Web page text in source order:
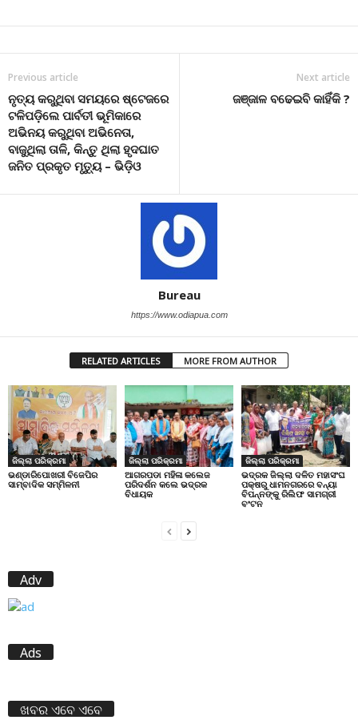
Previous article
ନୃତ୍ୟ କରୁଥିବା ସମୟରେ ଷ୍ଟେଜରେ
ଟଳିପଡ଼ିଲେ ପାର୍ବତୀ ଭୂମିକାରେ
ଅଭିନୟ କରୁଥିବା ଅଭିନେତା,
ବାଜୁଥିଲା ତାଳି, କିନ୍ତୁ ଥିଲା ହୃଦଘାତ
ଜନିତ ପ୍ରକୃତ ମୃତ୍ୟୁ – ଭିଡ଼ିଓ
Next article
ଜଞ୍ଜାଳ ବଢେଇବି କାହିଁକି ?
Bureau
https://www.odiapua.com
RELATED ARTICLES MORE FROM AUTHOR
ଜିଲ୍ଲା ପରିକ୍ରମା
ଭଣ୍ଡାରିପୋଖରୀ ବିଜେପିର
ସାମ୍ବାଦିକ ସମ୍ମିଳନୀ
ଜିଲ୍ଲା ପରିକ୍ରମା
ଆଗରପଡା ମହିଳା କଲେଜ
ପରିଦର୍ଶନ କଲେ ଭଦ୍ରକ
ବିଧାୟକ
ଜିଲ୍ଲା ପରିକ୍ରମା
ଭଦ୍ରକ ଜିଲ୍ଲା ଦଳିତ ମହାସଂଘ
ପକ୍ଷରୁ ଧାମନଗରରେ ବନ୍ୟା
ବିପନ୍ନଙ୍କୁ ରିଲିଫ ସାମଗ୍ରୀ
ବଂଟନ
Adv
Ads
ଖବର ଏବେ ଏବେ